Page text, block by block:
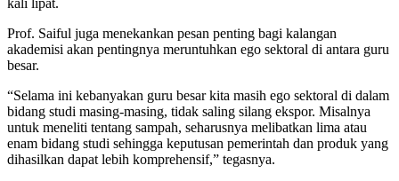
kali lipat.
Prof. Saiful juga menekankan pesan penting bagi kalangan
akademisi akan pentingnya meruntuhkan ego sektoral di antara guru
besar.
“Selama ini kebanyakan guru besar kita masih ego sektoral di dalam
bidang studi masing-masing, tidak saling silang ekspor. Misalnya
untuk meneliti tentang sampah, seharusnya melibatkan lima atau
enam bidang studi sehingga keputusan pemerintah dan produk yang
dihasilkan dapat lebih komprehensif,” tegasnya.